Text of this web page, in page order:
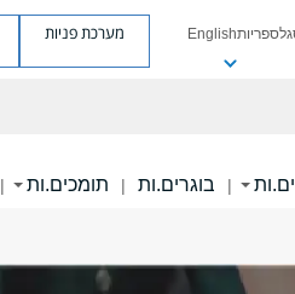
ספריותEnglish מערכת פניות
| בוגרים.ות | תומכים.ות |